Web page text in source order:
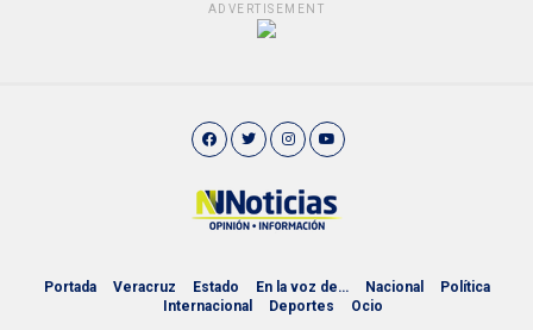
ADVERTISEMENT
Portada Veracruz Estado En la voz de… Nacional
Política
Internacional
Deportes Ocio